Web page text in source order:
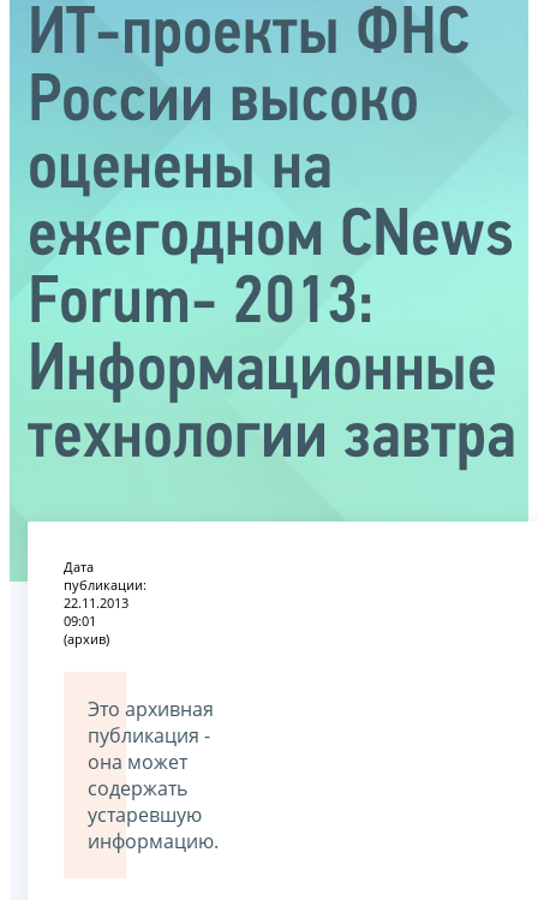
ИТ-проекты ФНС
России высоко
оценены на
ежегодном CNews
Forum- 2013:
Информационные
технологии завтра
Дата
публикации:
22.11.2013
09:01
(архив)
Это архивная
публикация -
она может
содержать
устаревшую
информацию.